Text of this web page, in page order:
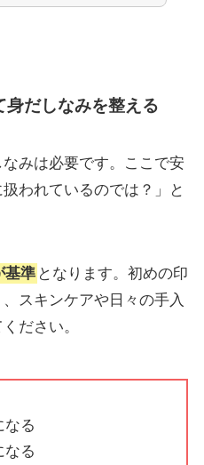
身だしなみを整える
みは必要です。ここで安
われているのでは？」と
基準 となります。初めの印
スキンケアや日々の手入
ださい。
なる
なる